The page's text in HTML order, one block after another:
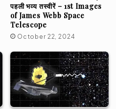
पहली भव्य तस्वीरें – 1st Images
of James Webb Space
Telescope
October 22, 2024